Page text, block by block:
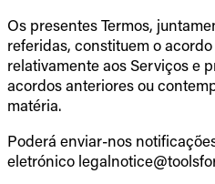
Os presentes Termos,
referidas, constituem o
relativamente aos Serviços e
acordos anteriores ou
matéria.
Poderá enviar-nos
eletrónico